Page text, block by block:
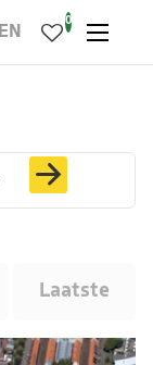
EN
0
Laatste